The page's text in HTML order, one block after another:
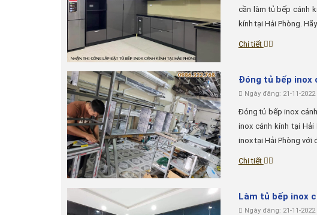
cần làm tủ bếp cánh
kính tại Hải Phòng.
Chi tiết
Đóng tủ bếp inox
Ngày đăng: 21-11-2022
Đóng tủ bếp inox
inox cánh kính tại Hải
inox tại Hải Phòng với
Chi tiết
Làm tủ bếp inox
Ngày đăng: 21-11-2022